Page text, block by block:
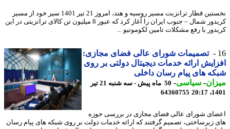
نخستین قطار ترانزیت مسیر روسیه و هند، امروز 21 تیر 1401 سیر خود از مسیر
کریدور شمال – جنوب ایران را آغاز کرد که عبور 8 میلیون تن کالای ترانزیتی در این
با رفع مشکلات تامین لکوموتیو ...
تصمیمات شورای عالی فضای مجازی:
ارائه خدمات دیجیتال دولتی بر روی
های پیام رسان داخلی
- سیاسی-
50 ماه پیش - سه شنبه 21 تیر
64360755
شورای عالی فضای مجازی در بررسی حوزه
زیرساختی، تصمیم گرفتند که ارائه خدمات دولت بر روی شبکه های پیام رسان